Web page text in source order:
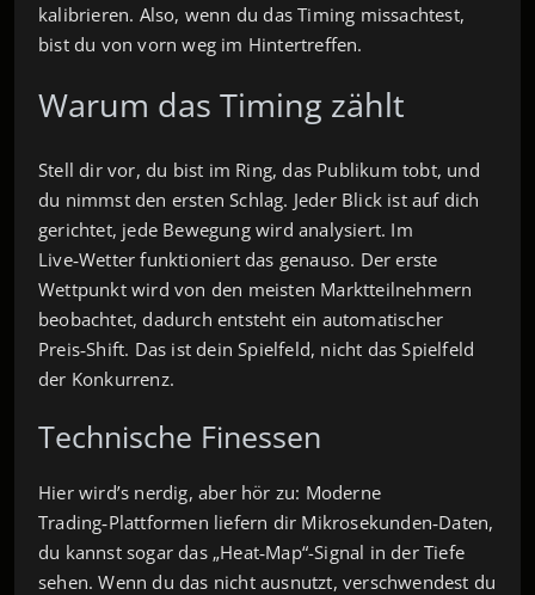
kalibrieren. Also, wenn du das Timing missachtest,
bist du von vorn weg im Hintertreffen.
Warum das Timing zählt
Stell dir vor, du bist im Ring, das Publikum tobt, und
du nimmst den ersten Schlag. Jeder Blick ist auf dich
gerichtet, jede Bewegung wird analysiert. Im
Live‑Wetter funktioniert das genauso. Der erste
Wettpunkt wird von den meisten Marktteilnehmern
beobachtet, dadurch entsteht ein automatischer
Preis‑Shift. Das ist dein Spielfeld, nicht das Spielfeld
der Konkurrenz.
Technische Finessen
Hier wird’s nerdig, aber hör zu: Moderne
Trading‑Plattformen liefern dir Mikrosekunden‑Daten,
du kannst sogar das „Heat‑Map“-Signal in der Tiefe
sehen. Wenn du das nicht ausnutzt, verschwendest du